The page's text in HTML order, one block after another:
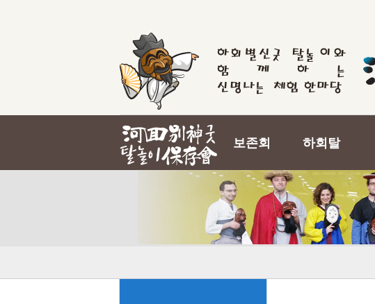
보존회 하회탈